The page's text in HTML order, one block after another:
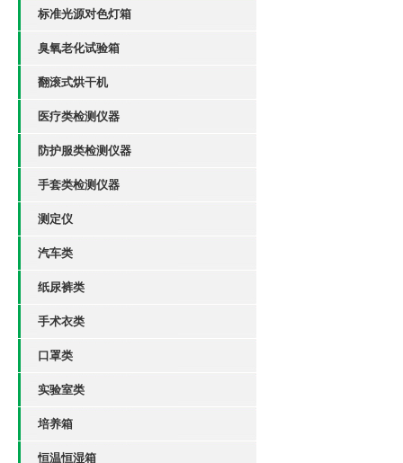
标准光源对色灯箱
臭氧老化试验箱
翻滚式烘干机
医疗类检测仪器
防护服类检测仪器
手套类检测仪器
测定仪
汽车类
纸尿裤类
手术衣类
口罩类
实验室类
培养箱
恒温恒湿箱